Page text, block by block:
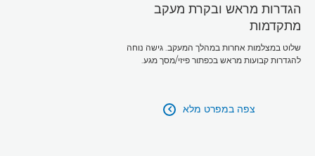
הגדרות מראש ובקרת מעקב
מתקדמות
שלוט במצלמות אחרות במהלך המעקב. גישה נוחה
להגדרות קבועות מראש בכפתור פיזי/מסך מגע.
צפה במפרט מלא 